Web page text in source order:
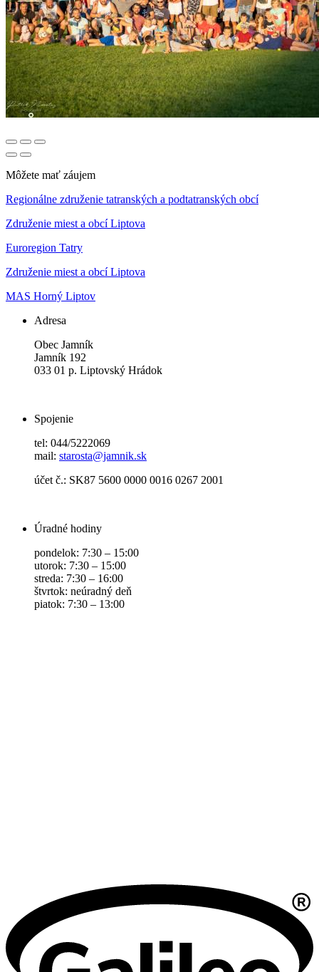
Môžete mať záujem
Regionálne združenie tatranských a podtatranských obcí
Združenie miest a obcí Liptova
Euroregion Tatry
Združenie miest a obcí Liptova
MAS Horný Liptov
Adresa
Obec Jamník
Jamník 192
033 01 p. Liptovský Hrádok
Spojenie
tel: 044/5222069
mail: starosta@jamnik.sk
účet č.: SK87 5600 0000 0016 0267 2001
Úradné hodiny
pondelok: 7:30 – 15:00
utorok: 7:30 – 15:00
streda: 7:30 – 16:00
štvrtok: neúradný deň
piatok: 7:30 – 13:00